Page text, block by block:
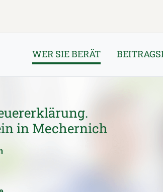
WER SIE BERÄT
in Mechernich